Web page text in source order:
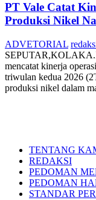
PT Vale Catat
Produksi Nikel
ADVETORIAL
mencatat kinerja
triwulan kedua 2026
produksi nikel dalam
TENTANG
REDAKSI
PEDOMAN
PEDOMAN
STANDAR